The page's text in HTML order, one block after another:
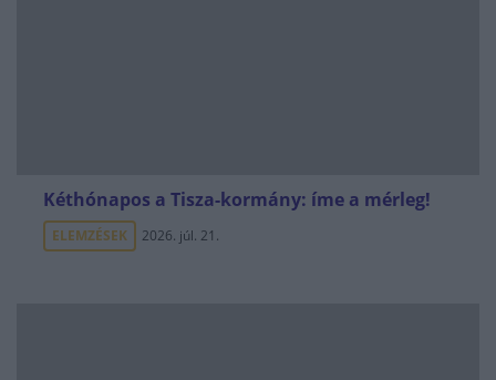
Kéthónapos a Tisza-kormány: íme a mérleg!
ELEMZÉSEK 2026. júl. 21.